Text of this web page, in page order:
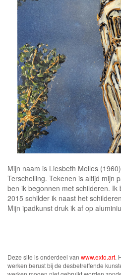
Mijn naam is Liesbeth Melles
Terschelling. Tekenen is altijd mijn
ben ik begonnen met schilderen. Ik
2015 schilder ik naast het
Mijn ipadkunst druk ik af op
Deze site is onderdeel van www.exto.art.
werken berust bij de desbetreffende